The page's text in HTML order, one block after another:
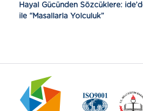
Hayal Gücünden Sözcüklere:
ile “Masallarla Yolculuk”